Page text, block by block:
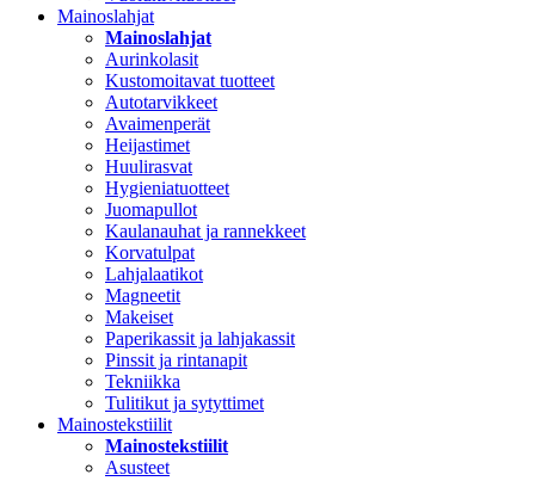
Mainoslahjat
Mainoslahjat
Aurinkolasit
Kustomoitavat tuotteet
Autotarvikkeet
Avaimenperät
Heijastimet
Huulirasvat
Hygieniatuotteet
Juomapullot
Kaulanauhat ja rannekkeet
Korvatulpat
Lahjalaatikot
Magneetit
Makeiset
Paperikassit ja lahjakassit
Pinssit ja rintanapit
Tekniikka
Tulitikut ja sytyttimet
Mainostekstiilit
Mainostekstiilit
Asusteet